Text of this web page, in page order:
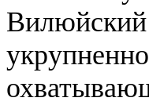
Вилюйский